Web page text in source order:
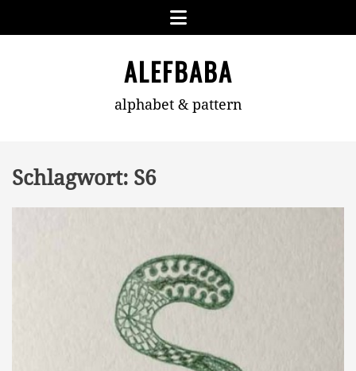
Menu
ALEFBABA
alphabet & pattern
Schlagwort: S6